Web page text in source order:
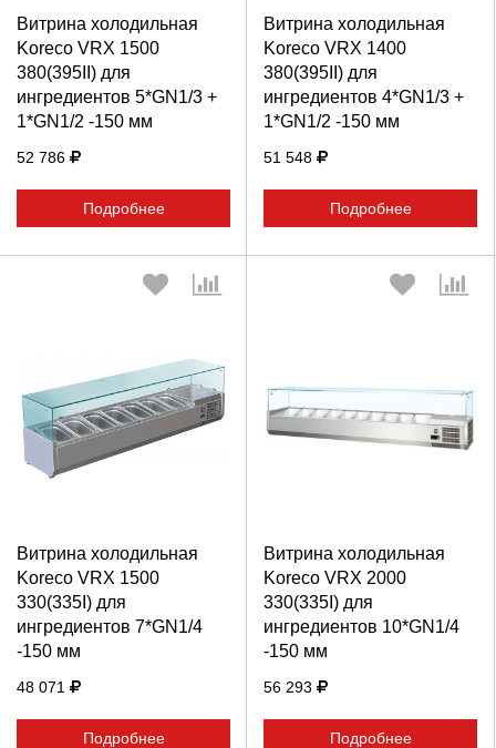
Витрина холодильная
Koreco VRX 1500
380(395II) для
ингредиентов 5*GN1/3 +
1*GN1/2 -150 мм
52 786
Подробнее
Продолжить Отмена
Витрина холодильная
Koreco VRX 1400
380(395II) для
ингредиентов 4*GN1/3 +
1*GN1/2 -150 мм
51 548
Подробнее
Продолжить Отмена
Витрина холодильная
Koreco VRX 1500
330(335I) для
ингредиентов 7*GN1/4
-150 мм
48 071
Подробнее
Выберите количество:
Продолжить Отмена
Витрина холодильная
Koreco VRX 2000
330(335I) для
ингредиентов 10*GN1/4
-150 мм
56 293
Подробнее
Продолжить Отмена